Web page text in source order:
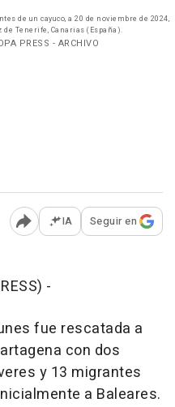
de un cayuco, a 20 de noviembre de 2024,
de Tenerife, Canarias (España).
PRESS - ARCHIVO
Abrir opciones para
IA Seguir en
-
fue rescatada a
con dos
y 13 migrantes
a Baleares.